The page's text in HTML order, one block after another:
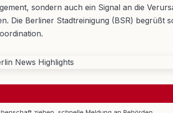
sondern auch ein Signal an die
Berliner Stadtreinigung (BSR) begrüßt